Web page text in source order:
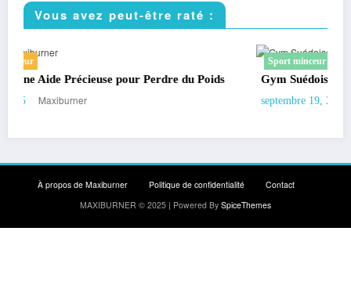
Vous avez peut-être raté :
Gym Suédoise : 15 Exercices pour Maigrir et Se Muscler
septembre 19, 2025
À propos de Maxiburner Politique de confidentialité
Contact
MAXIBURNER © 2025 | Powered By SpiceThemes